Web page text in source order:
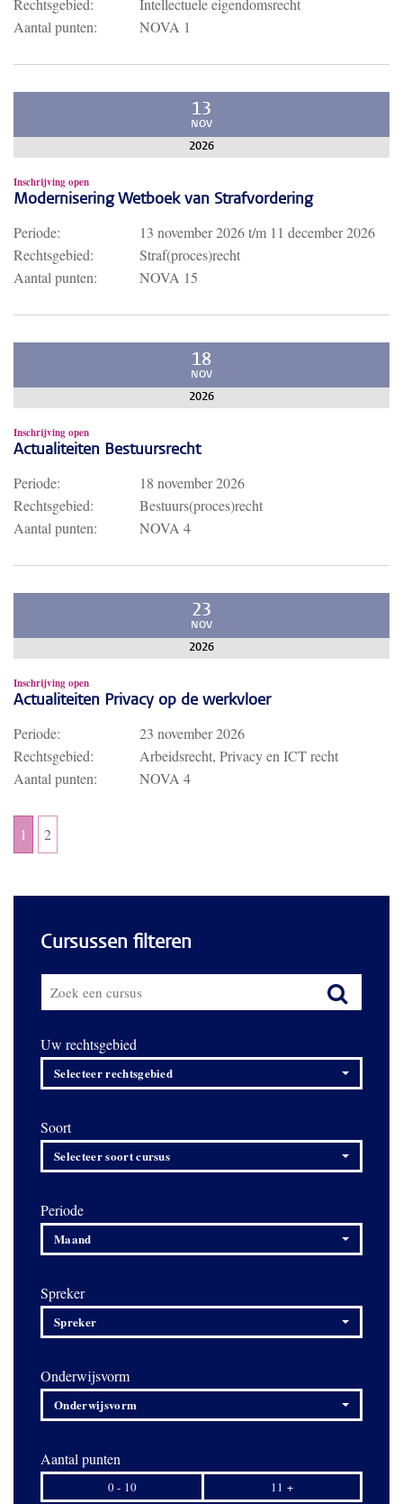
Rechtsgebied:
Intellectuele eigendomsrecht
Aantal punten:
NOVA 1
13
NOV
2026
Inschrijving open
Modernisering Wetboek van Strafvordering
Periode: 13 november 2026t/m 11 december 2026
Rechtsgebied:
Straf(proces)recht
Aantal punten:
NOVA 15
18
NOV
2026
Inschrijving open
Actualiteiten Bestuursrecht
Periode:
18 november 2026
Rechtsgebied:
Bestuurs(proces)recht
Aantal punten:
NOVA 4
23
NOV
2026
Inschrijving open
Actualiteiten Privacy op de werkvloer
Periode:
23 november 2026
Rechtsgebied:
Arbeidsrecht, Privacy en ICT recht
Aantal punten:
NOVA 4
1 2
Cursussen filteren
Uw rechtsgebied
Selecteer rechtsgebied
Soort
Selecteer soort cursus
Periode
Maand
Spreker
Spreker
Onderwijsvorm
Onderwijsvorm
Aantal punten
0 - 10 11 +